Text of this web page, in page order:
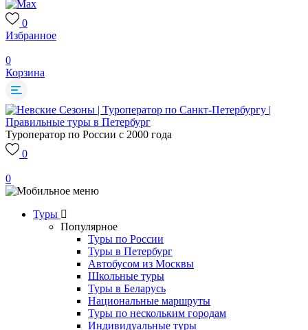
0
Избранное
0
Корзина
Туроператор по России с 2000 года
0
0
Туры
Популярное
Туры по России
Туры в Петербург
Автобусом из Москвы
Школьные туры
Туры в Беларусь
Национальные маршруты
Туры по нескольким городам
Индивидуальные туры